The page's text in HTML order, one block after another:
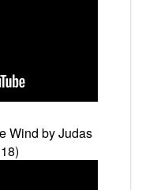
Wind by Judas